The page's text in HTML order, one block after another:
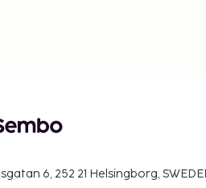
6, 252 21 Helsingborg,